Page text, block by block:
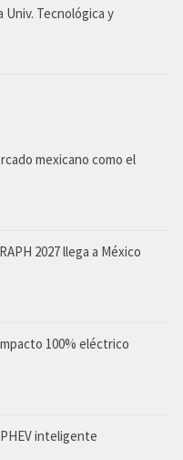
Univ. Tecnológica y
mexicano como el
2027 llega a México
100% eléctrico
PHEV inteligente